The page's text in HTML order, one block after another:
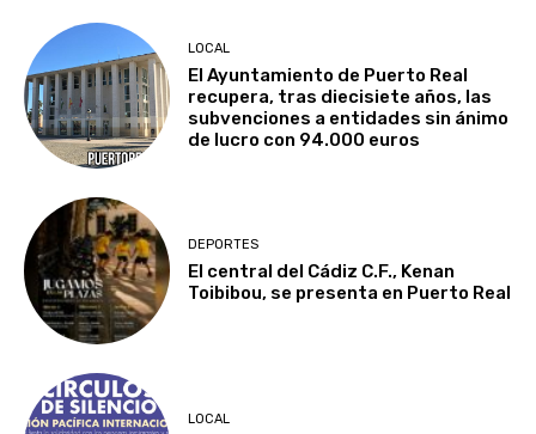
LOCAL
El Ayuntamiento de Puerto Real
recupera, tras diecisiete años, las
subvenciones a entidades sin ánimo
de lucro con 94.000 euros
DEPORTES
El central del Cádiz C.F., Kenan
Toibibou, se presenta en Puerto Real
LOCAL